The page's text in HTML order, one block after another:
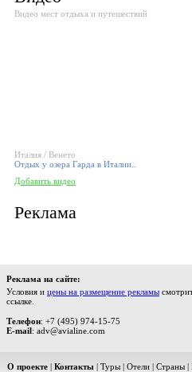
Видео мест отдыха и путешествий
Италия / Венето
Отдых у озера Гарда в Италии..
Добавить видео
Реклама
Реклама на сайте:
Условия и цены на размещение рекламы
ссылке.
Телефон: +7 (495) 974-15-75
E-mail: adv@avialine.com
О проекте | Контакты | Туры | Отели | Страны |